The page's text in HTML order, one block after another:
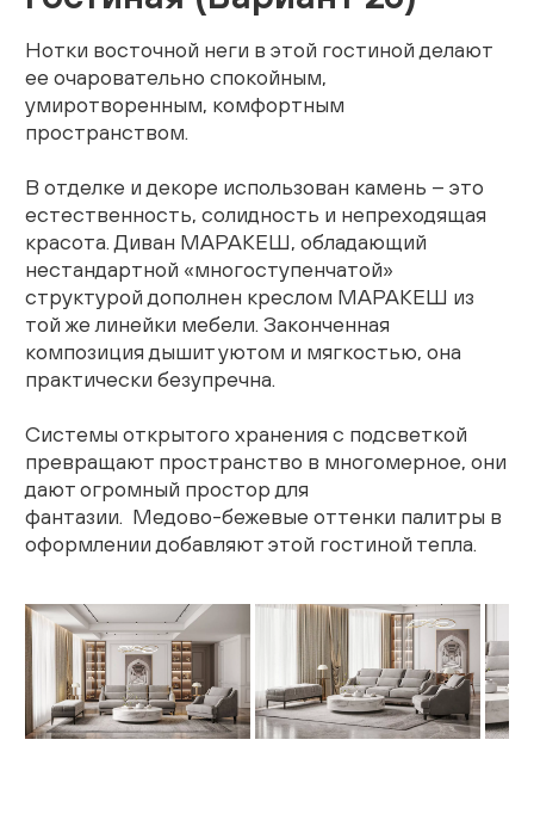
Живопись
Комоды
Тумбы
Пуфы и банкетки
Подушки
Матрасы
Распродажа
Комнаты
Спальня
Гостиная
Детская
Кухня
Доставка и оплата
Нотки восточной неги в этой гостиной делают
ее очаровательно спокойным,
умиротворенным, комфортным
пространством.
В отделке и декоре использован камень – это
естественность, солидность и непреходящая
красота. Диван МАРАКЕШ, обладающий
нестандартной «многоступенчатой»
структурой дополнен креслом МАРАКЕШ из
той же линейки мебели. Законченная
композиция дышит уютом и мягкостью, она
практически безупречна.
Системы открытого хранения с подсветкой
превращают пространство в многомерное, они
дают огромный простор для
фантазии. Медово-бежевые оттенки палитры в
оформлении добавляют этой гостиной тепла.